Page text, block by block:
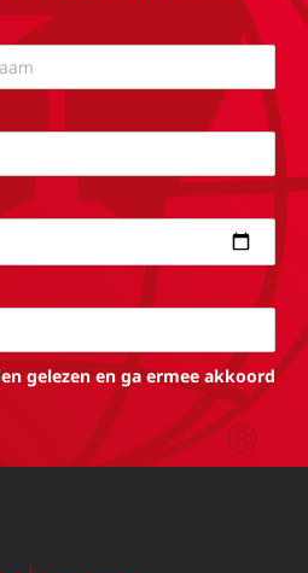
gelezen en ga ermee akkoord